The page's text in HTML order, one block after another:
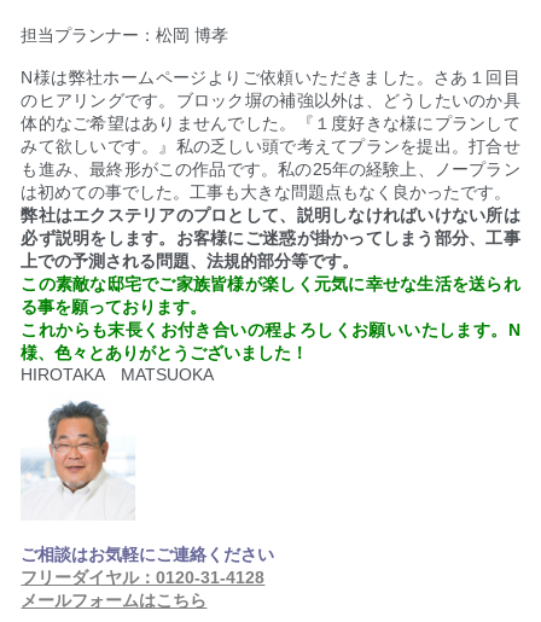
担当プランナー：松岡 博孝
N様は弊社ホームページよりご依頼いただきました。さあ１回目
のヒアリングです。ブロック塀の補強以外は、どうしたいのか具
体的なご希望はありませんでした。『１度好きな様にプランして
みて欲しいです。』私の乏しい頭で考えてプランを提出。打合せ
も進み、最終形がこの作品です。私の25年の経験上、ノープラン
は初めての事でした。工事も大きな問題点もなく良かったです。
弊社はエクステリアのプロとして、説明しなければいけない所は
必ず説明をします。お客様にご迷惑が掛かってしまう部分、工事
上での予測される問題、法規的部分等です。
この素敵な邸宅でご家族皆様が楽しく元気に幸せな生活を送られ
る事を願っております。
これからも末長くお付き合いの程よろしくお願いいたします。N
様、色々とありがとうございました！
HIROTAKA MATSUOKA
ご相談はお気軽にご連絡ください
フリーダイヤル：0120-31-4128
メールフォームはこちら